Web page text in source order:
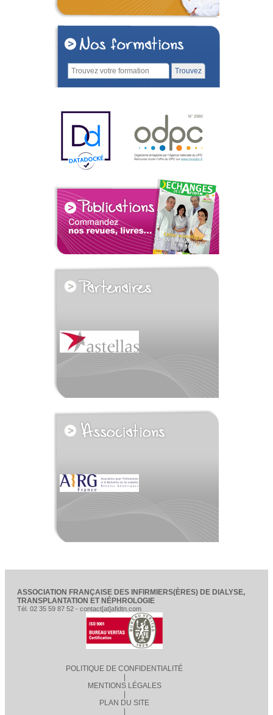
voir tous les partenaires
ASSOCIATION FRANÇAISE DES INFIRMIERS(ÈRES) DE DIALYSE,
TRANSPLANTATION ET NÉPHROLOGIE
Tél. 02 35 59 87 52 - contact[at]afidtn.com
POLITIQUE DE CONFIDENTIALITÉ
MENTIONS LÉGALES
PLAN DU SITE